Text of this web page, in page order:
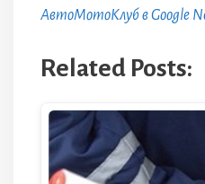
АвтоМотоКлуб в Google
Related Posts: